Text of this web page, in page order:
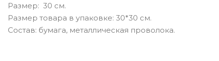
Размер: 30 см.
Размер товара в упаковке: 30*30 см.
Состав: бумага, металлическая проволока.